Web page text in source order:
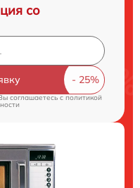
со
соглашаетесь cполитикой